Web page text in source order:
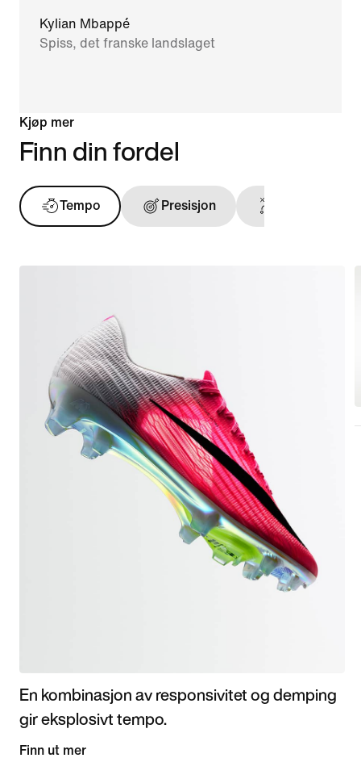
Kylian Mbappé
Spiss, det franske landslaget
Kjøp mer
Finn din fordel
Tempo Presisjon
En kombinasjon av responsivitet og demping
gir eksplosivt tempo.
Finn ut mer